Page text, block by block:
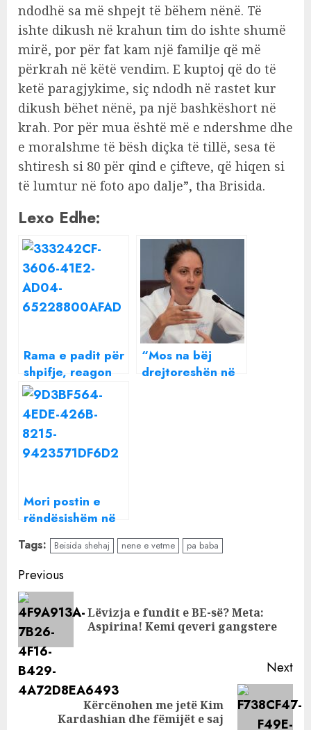
ndodhë sa më shpejt të bëhem nënë. Të
ishte dikush në krahun tim do ishte shumë
mirë, por për fat kam një familje që më
përkrah në këtë vendim. E kuptoj që do të
ketë paragjykime, siç ndodh në rastet kur
dikush bëhet nënë, pa një bashkëshort në
krah. Por për mua është më e ndershme dhe
e moralshme të bësh diçka të tillë, sesa të
shtiresh si 80 për qind e çifteve, që hiqen si
të lumtur në foto apo dalje”, tha Brisida.
Lexo Edhe:
Rama e padit për
shpifje, reagon
për herë të parë
Brisida Shehaj:
Dashuri! Faktoj
gjithçka që
them…
“Mos na bëj
drejtoreshën në
Mori postin e
rëndësishëm në
partinë e Ilir
Metës, Brisida
Shehaj bën
paralajmërimin e
bujshëm: Ja çfarë
do të ndodhë
nesër
Tags: Beisida shehaj nene e vetme pa baba
Continue
Reading
Previous
Lëvizja e fundit e BE-së? Meta:
Aspirina! Kemi qeveri gangstere
Next
Kërcënohen me jetë Kim
Kardashian dhe fëmijët e saj